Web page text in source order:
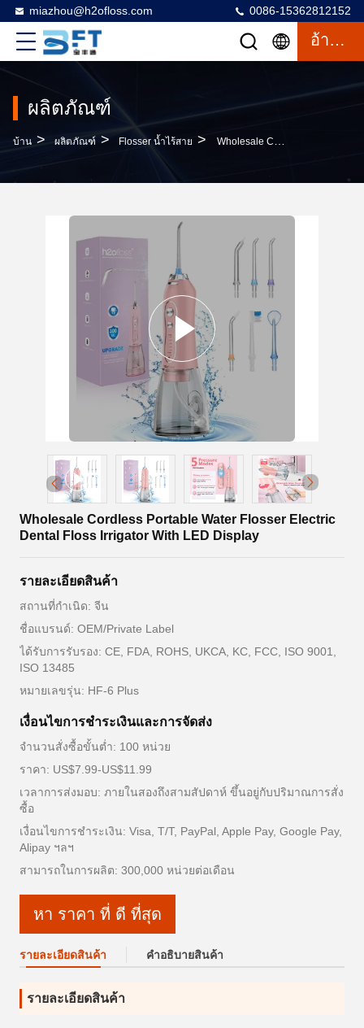
miazhou@h2ofloss.com 0086-15362812152
อ้างอิง
ผลิตภัณฑ์
บ้าน > ผลิตภัณฑ์ > Flosser น้ำไร้สาย > Wholesale Cordless Portable Water Flosser Electric Dental Floss Irrigator With LED Display
Wholesale Cordless Portable Water Flosser Electric
Dental Floss Irrigator With LED Display
รายละเอียดสินค้า
สถานที่กำเนิด: จีน
ชื่อแบรนด์: OEM/Private Label
ได้รับการรับรอง: CE, FDA, ROHS, UKCA, KC, FCC, ISO 9001,
ISO 13485
หมายเลขรุ่น: HF-6 Plus
เงื่อนไขการชำระเงินและการจัดส่ง
จำนวนสั่งซื้อขั้นต่ำ: 100 หน่วย
ราคา: US$7.99-US$11.99
เวลาการส่งมอบ: ภายในสองถึงสามสัปดาห์ ขึ้นอยู่กับปริมาณการสั่ง
ซื้อ
เงื่อนไขการชำระเงิน: Visa, T/T, PayPal, Apple Pay, Google Pay,
Alipay ฯลฯ
สามารถในการผลิต: 300,000 หน่วยต่อเดือน
หา ราคา ที่ ดี ที่สุด
รายละเอียดสินค้า คําอธิบายสินค้า
รายละเอียดสินค้า